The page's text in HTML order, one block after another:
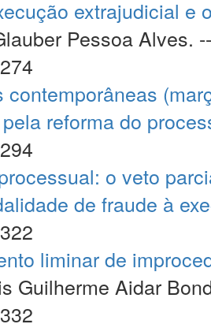
extrajudicial e
Pessoa Alves. --
contemporâneas
reforma do
o veto
de fraude à
liminar de
Guilherme Aidar